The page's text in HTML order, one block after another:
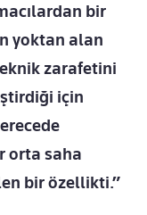
bir
yoktan alan
zarafetini
için
orta saha
bir özellikti.”